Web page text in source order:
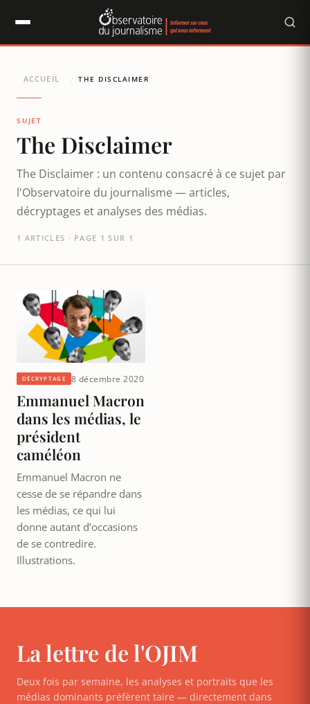
ACCUEIL / THE DISCLAIMER
SUJET
The Disclaimer
The Disclaimer : un contenu consacré à ce sujet par
l'Observatoire du journalisme — articles,
décryptages et analyses des médias.
1 ARTICLES · PAGE 1 SUR 1
DÉCRYPTAGE 8 décembre 2020
Emmanuel Macron
dans les médias, le
président
caméléon
Emmanuel Macron ne
cesse de se répandre dans
les médias, ce qui lui
donne autant d’occasions
de se contredire.
Illustrations.
La lettre de l'OJIM
Deux fois par semaine, les analyses et portraits que les
médias dominants préfèrent taire — directement dans
Panneau de gestion des cookies